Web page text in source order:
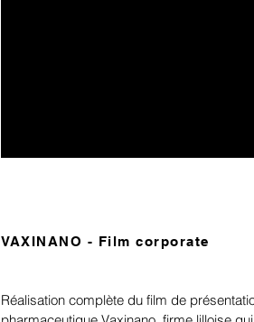
VAXINANO - Film corporate
Réalisation complète du film de